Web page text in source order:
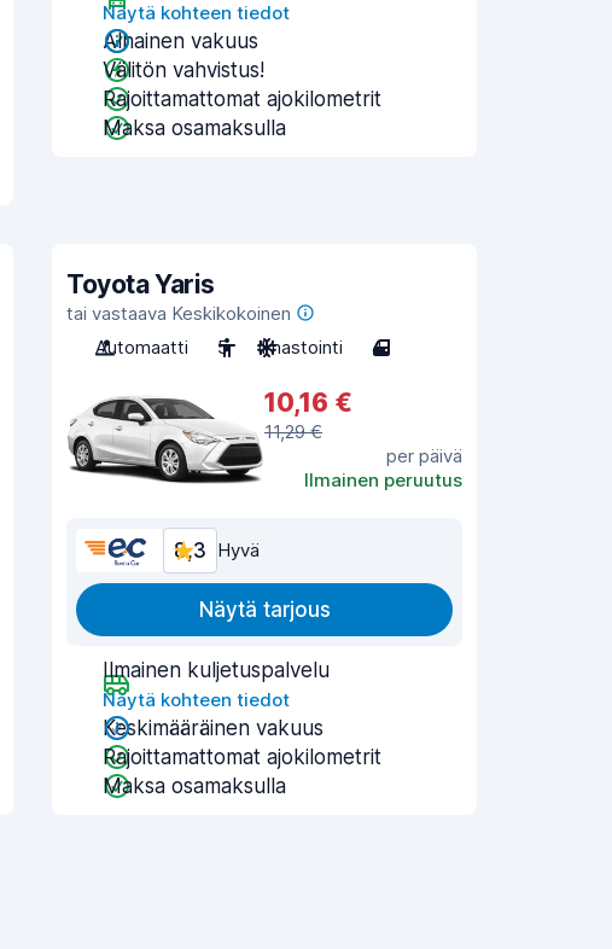
Näytä kohteen tiedot
Alhainen vakuus
Välitön vahvistus!
Rajoittamattomat ajokilometrit
Maksa osamaksulla
Toyota Yaris
tai vastaava Keskikokoinen
Automaatti
5 Ilmastointi 4
10,16 €
11,29 €
per päivä
Ilmainen peruutus
8,3 Hyvä
Näytä tarjous
Ilmainen kuljetuspalvelu
Näytä kohteen tiedot
Keskimääräinen vakuus
Rajoittamattomat ajokilometrit
Maksa osamaksulla